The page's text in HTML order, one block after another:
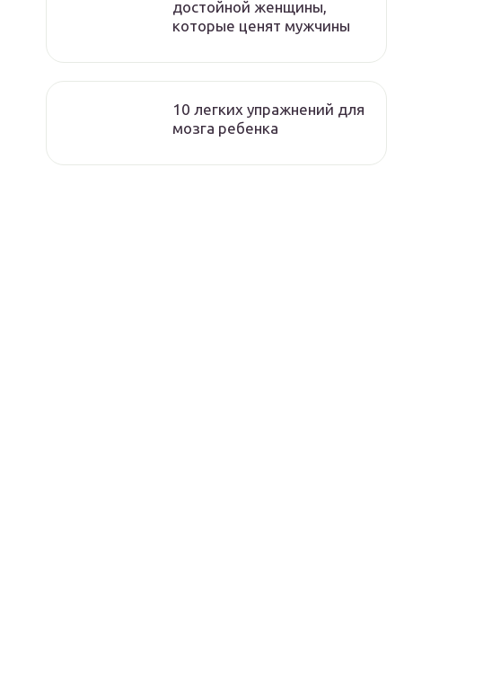
достойной женщины,
которые ценят мужчины
10 легких упражнений для
мозга ребенка